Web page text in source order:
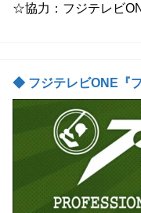
☆協力：フジテレビ
◆ フジテレビONE『